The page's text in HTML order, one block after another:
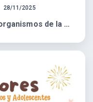
28/11/2025
Registro en el catálogo de organismos de la Sociedad Civil 2026.